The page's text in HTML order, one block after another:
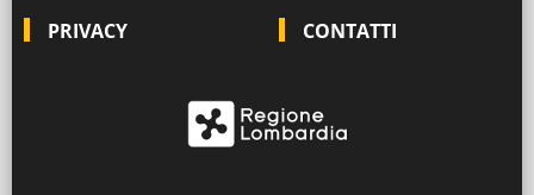
PRIVACY CONTATTI